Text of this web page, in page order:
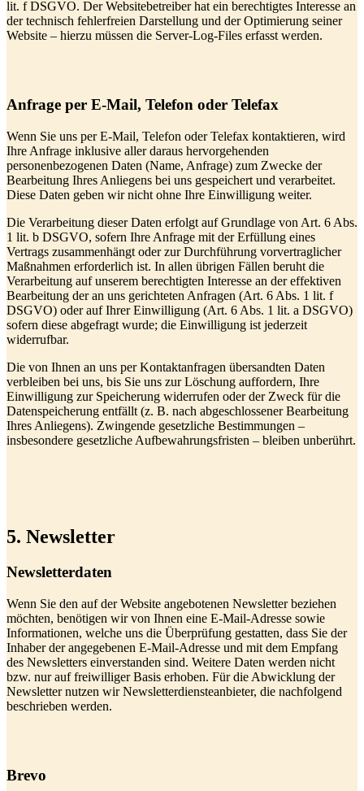
lit. f DSGVO. Der Websitebetreiber hat ein berechtigtes Interesse an
der technisch fehlerfreien Darstellung und der Optimierung seiner
Website – hierzu müssen die Server-Log-Files erfasst werden.
Anfrage per E-Mail, Telefon oder Telefax
Wenn Sie uns per E-Mail, Telefon oder Telefax kontaktieren, wird
Ihre Anfrage inklusive aller daraus hervorgehenden
personenbezogenen Daten (Name, Anfrage) zum Zwecke der
Bearbeitung Ihres Anliegens bei uns gespeichert und verarbeitet.
Diese Daten geben wir nicht ohne Ihre Einwilligung weiter.
Die Verarbeitung dieser Daten erfolgt auf Grundlage von Art. 6 Abs.
1 lit. b DSGVO, sofern Ihre Anfrage mit der Erfüllung eines
Vertrags zusammenhängt oder zur Durchführung vorvertraglicher
Maßnahmen erforderlich ist. In allen übrigen Fällen beruht die
Verarbeitung auf unserem berechtigten Interesse an der effektiven
Bearbeitung der an uns gerichteten Anfragen (Art. 6 Abs. 1 lit. f
DSGVO) oder auf Ihrer Einwilligung (Art. 6 Abs. 1 lit. a DSGVO)
sofern diese abgefragt wurde; die Einwilligung ist jederzeit
widerrufbar.
Die von Ihnen an uns per Kontaktanfragen übersandten Daten
verbleiben bei uns, bis Sie uns zur Löschung auffordern, Ihre
Einwilligung zur Speicherung widerrufen oder der Zweck für die
Datenspeicherung entfällt (z. B. nach abgeschlossener Bearbeitung
Ihres Anliegens). Zwingende gesetzliche Bestimmungen –
insbesondere gesetzliche Aufbewahrungsfristen – bleiben unberührt.
5. Newsletter
Newsletter­daten
Wenn Sie den auf der Website angebotenen Newsletter beziehen
möchten, benötigen wir von Ihnen eine E-Mail-Adresse sowie
Informationen, welche uns die Überprüfung gestatten, dass Sie der
Inhaber der angegebenen E-Mail-Adresse und mit dem Empfang
des Newsletters einverstanden sind. Weitere Daten werden nicht
bzw. nur auf freiwilliger Basis erhoben. Für die Abwicklung der
Newsletter nutzen wir Newsletterdiensteanbieter, die nachfolgend
beschrieben werden.
Brevo